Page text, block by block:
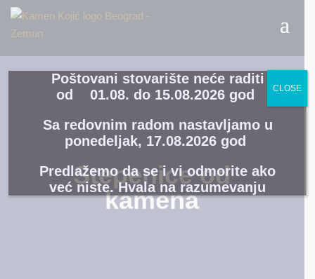
Stepenice od
kamena
Poštovani stovarište neće raditi
od 01.08. do 15.08.2026 god
Sa redovnim radom nastavljamo u
ponedeljak, 17.08.2026 god
Predlažemo da se i vi odmorite ako
već niste. Hvala na razumevanju
CLOSE